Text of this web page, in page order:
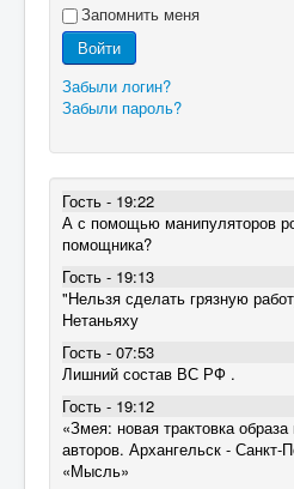
Запомнить меня
Войти
Забыли логин?
Забыли пароль?
Гость - 19:22
А с помощью манипуляторов
помощника?
Гость - 19:13
"Нельзя сделать грязную
Нетаньяху
Гость - 07:53
Лишний состав ВС РФ .
Гость - 19:12
«Змея: новая трактовка
авторов. Архангельск - Санкт-
«Мысль»